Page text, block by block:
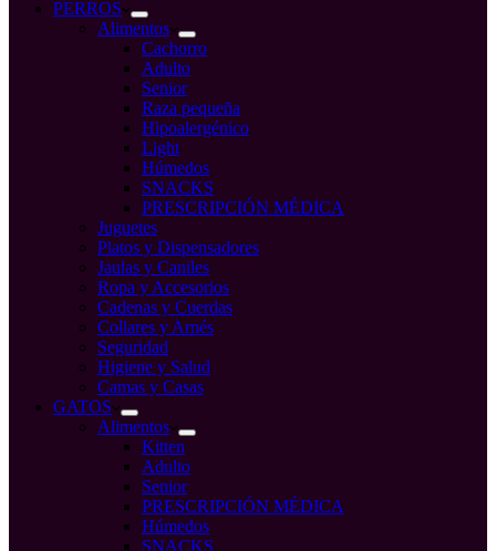
compraPERROS
Alimentos
Cachorro
Adulto
Senior
Raza pequeña
Hipoalergénico
Light
Húmedos
SNACKS
PRESCRIPCIÓN MÉDICA
Juguetes
Platos y Dispensadores
Jaulas y Caniles
Ropa y Accesorios
Cadenas y Cuerdas
Collares y Arnés
Seguridad
Higiene y Salud
Camas y Casas
GATOS
Alimentos
Kitten
Adulto
Senior
PRESCRIPCIÓN MÉDICA
Húmedos
SNACKS